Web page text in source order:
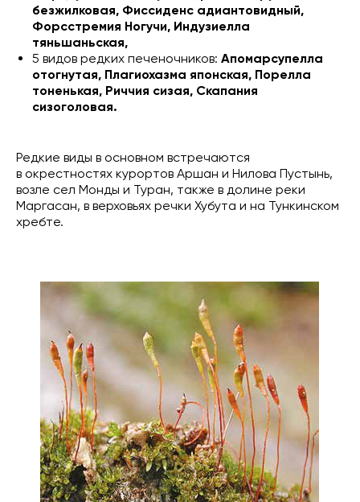
безжилковая, Фиссиденс адиантовидный,
Форсстремия Ногучи, Индузиелла
тяньшаньская,
5 видов редких печеночников: Апомарсупелла
отогнутая, Плагиохазма японская, Порелла
тоненькая, Риччия сизая, Скапания
сизоголовая.
Редкие виды в основном встречаются
в окрестностях курортов Аршан и Нилова Пустынь,
возле сел Монды и Туран, также в долине реки
Маргасан, в верховьях речки Хубута и на Тункинском
хребте.